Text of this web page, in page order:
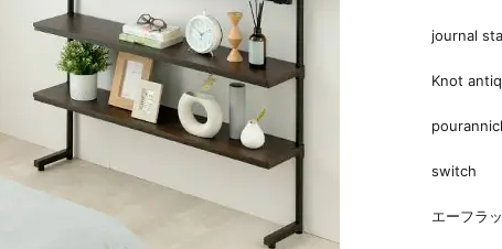
journal
Knot
switch
エーフラ